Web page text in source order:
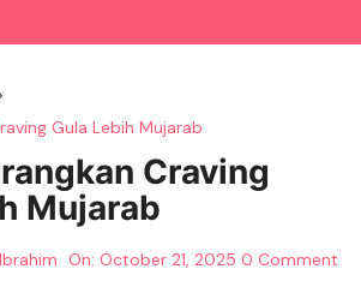
Gula Lebih Mujarab
Craving
Mujarab
On: October 21, 2025 0 Comment